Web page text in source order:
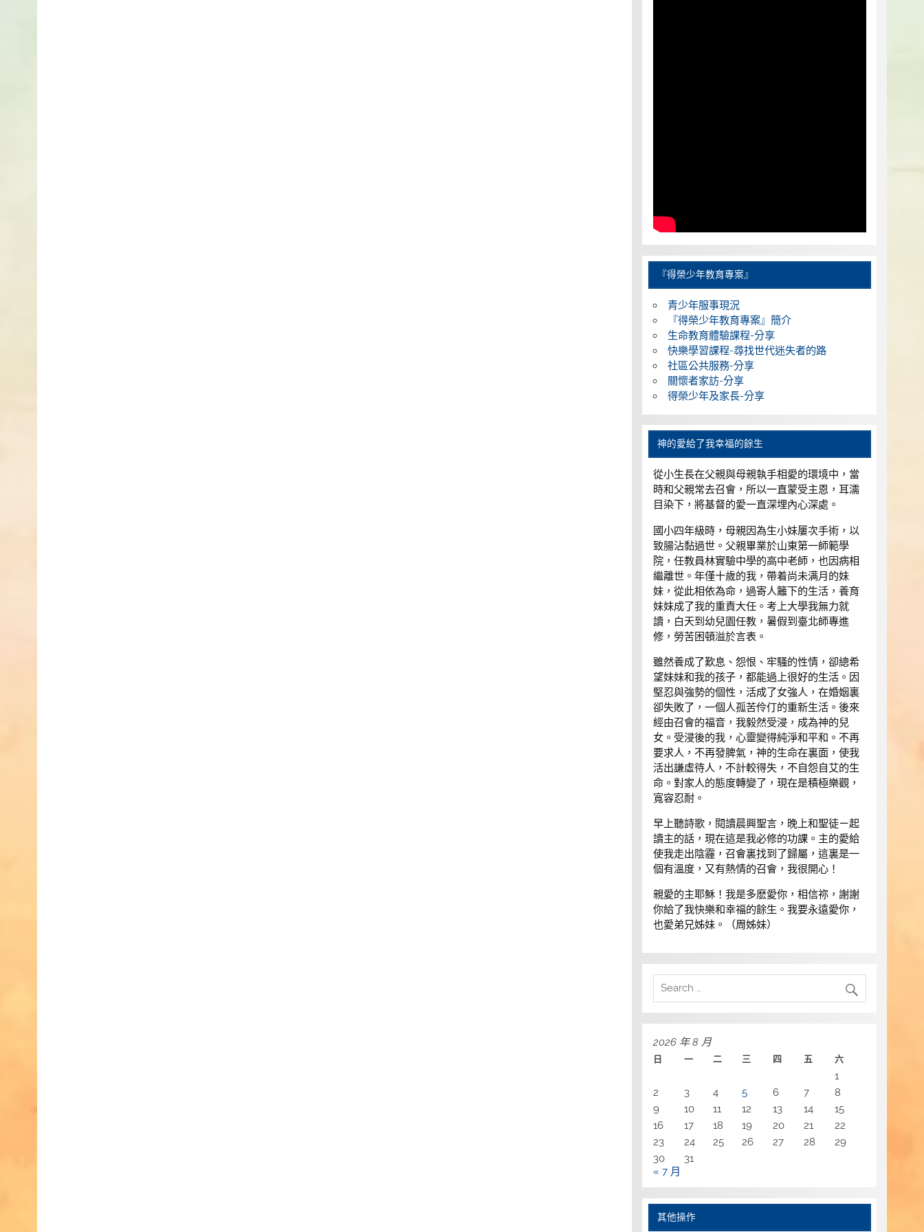
『得榮少年教育專案』
青少年服事現況
『得榮少年教育專案』簡介
生命教育體驗課程-分享
快樂學習課程-尋找世代迷失者的路
社區公共服務-分享
關懷者家訪-分享
得榮少年及家長-分享
神的愛給了我幸福的餘生
從小生長在父親與母親執手相愛的環境中，當
時和父親常去召會，所以一直蒙受主恩，耳濡
目染下，將基督的愛一直深埋內心深處。
國小四年級時，母親因為生小妹屢次手術，以
致腸沾黏過世。父親畢業於山東第一師範學
院，任教員林實驗中學的高中老師，也因病相
繼離世。年僅十歲的我，帶着尚未满月的妹
妹，從此相依為命，過寄人籬下的生活，養育
妹妹成了我的重責大任。考上大學我無力就
讀，白天到幼兒園任教，暑假到臺北師專進
修，勞苦困頓溢於言表。
雖然養成了歎息、怨恨、牢騷的性情，卻總希
望妹妹和我的孩子，都能過上很好的生活。因
堅忍與強勢的個性，活成了女強人，在婚姻裏
卻失敗了，一個人孤苦伶仃的重新生活。後來
經由召會的福音，我毅然受浸，成為神的兒
女。受浸後的我，心靈變得純淨和平和。不再
要求人，不再發脾氣，神的生命在裏面，使我
活出謙虛待人，不計較得失，不自怨自艾的生
命。對家人的態度轉變了，現在是積極樂觀，
寬容忍耐。
早上聽詩歌，閱讀晨興聖言，晚上和聖徒ㄧ起
讀主的話，現在這是我必修的功課。主的愛給
使我走出陰霾，召會裏找到了歸屬，這裏是一
個有溫度，又有熱情的召會，我很開心！
親愛的主耶穌！我是多麽愛你，相信祢，謝謝
你給了我快樂和幸福的餘生。我要永遠愛你，
也愛弟兄姊妹。（周姊妹）
2026 年 8 月
日 一 二 三 四 五 六
1
2
3 4 5 6 7
8
9
10 11 12 13 14
15
16
17 18 19 20 21
22
23
24 25 26 27 28
29
30
31
« 7 月
其他操作